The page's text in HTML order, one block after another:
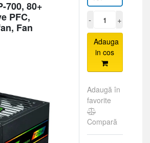
700, 80+
PFC,
Fan
- +
Adauga
in cos
Adaugă în
favorite
Compară